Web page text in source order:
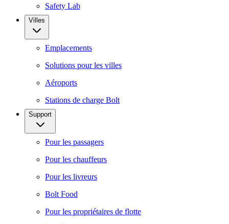
Safety Lab
Villes
Emplacements
Solutions pour les villes
Aéroports
Stations de charge Bolt
Support
Pour les passagers
Pour les chauffeurs
Pour les livreurs
Bolt Food
Pour les propriétaires de flotte